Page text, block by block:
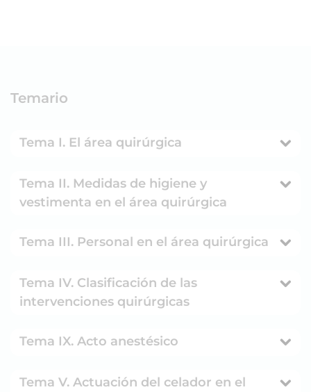
Temario
Tema I. El área quirúrgica
Tema II. Medidas de higiene y
vestimenta en el área quirúrgica
Tema III. Personal en el área quirúrgica
Tema IV. Clasificación de las
intervenciones quirúrgicas
Tema IX. Acto anestésico
Tema V. Actuación del celador en el